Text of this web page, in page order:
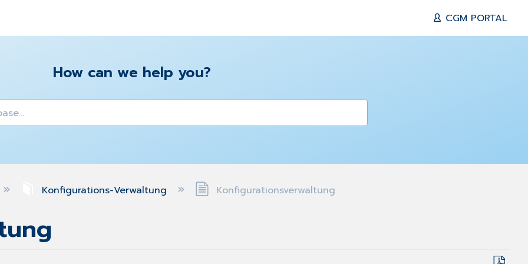
CGM PORTAL
How can we help you?
Konfigurations-Verwaltung Konfigurationsverwaltung